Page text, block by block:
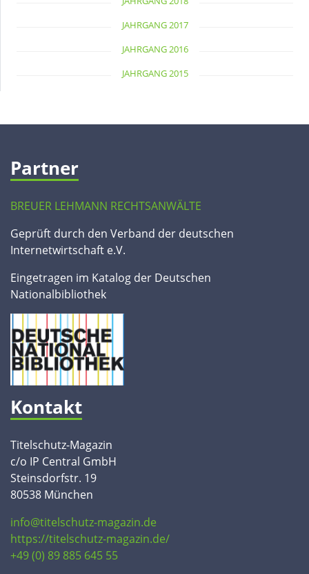
JAHRGANG 2017
JAHRGANG 2016
JAHRGANG 2015
Partner
BREUER LEHMANN RECHTSANWÄLTE
Geprüft durch den Verband der deutschen
Internetwirtschaft e.V.
Eingetragen im Katalog der Deutschen
Nationalbibliothek
Kontakt
Titelschutz-Magazin
c/o IP Central GmbH
Steinsdorfstr. 19
80538 München
info@titelschutz-magazin.de
https://titelschutz-magazin.de/
+49 (0) 89 885 645 55